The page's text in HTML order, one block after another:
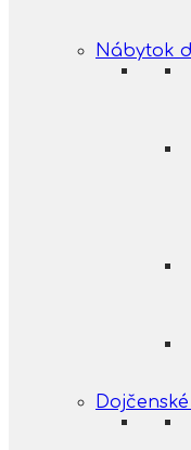
Nábytok